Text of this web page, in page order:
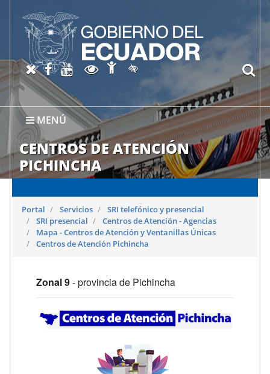
MENÚ
CENTROS DE ATENCIÓN
PICHINCHA
X oficial del SRI
Facebook oficial SRI
Canal del SRI en YouTube
Abrir página de
Abrir página de
Activar/quitar contraste
Portal Servicios
SRI telefónico y presencial
SRI presencial
Centros de Atención - Agencias
Mapa - Centros de Atención y Ventanillas Únicas
Centros de Atención Pichincha
Zonal 9- provincia de Pichincha